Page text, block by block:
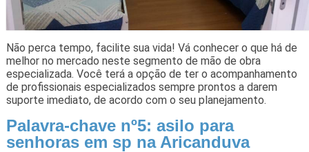
Não perca tempo, facilite sua vida! Vá conhecer o que há de
melhor no mercado neste segmento de mão de obra
especializada. Você terá a opção de ter o acompanhamento
de profissionais especializados sempre prontos a darem
suporte imediato, de acordo com o seu planejamento.
Palavra-chave nº5: asilo para
senhoras em sp na Aricanduva